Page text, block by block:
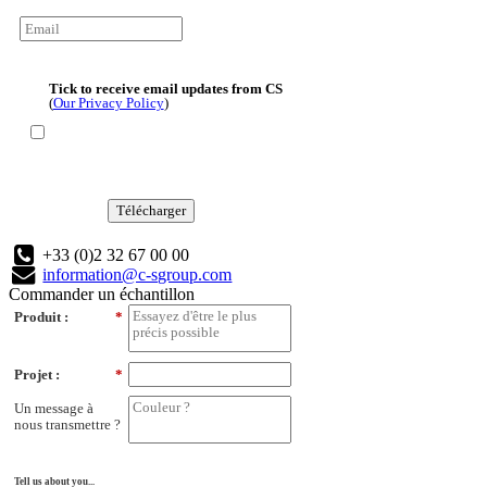
Tick to receive email updates from CS
(Our Privacy Policy)
Télécharger
+33 (0)2 32 67 00 00
information@c-sgroup.com
Commander un échantillon
*
Produit :
*
Projet :
Un message à
nous transmettre ?
Tell us about you...